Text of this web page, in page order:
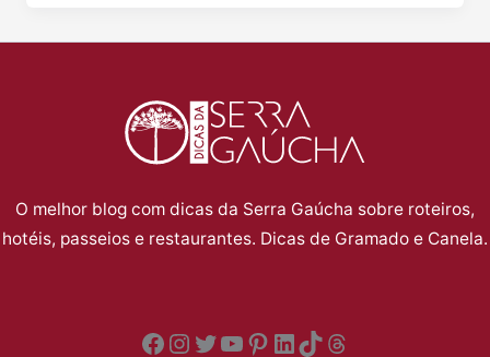
O melhor blog com dicas da Serra Gaúcha sobre roteiros,
hotéis, passeios e restaurantes. Dicas de Gramado e Canela.
Facebook
Instagram
Twitter
YouTube
Pinterest
LinkedIn
TikTokThreads